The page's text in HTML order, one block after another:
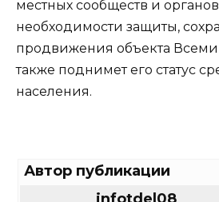
местных сообществ и
необходимости защиты,
продвижения объекта
также поднимет его статус
населения.
Автор публикации